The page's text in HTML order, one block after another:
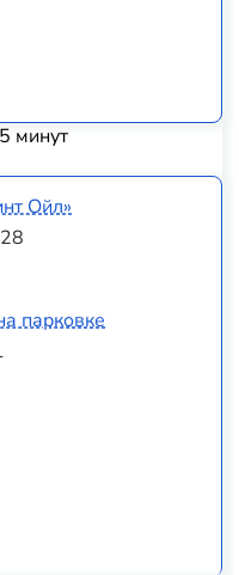
минут
Ойл»
парковке